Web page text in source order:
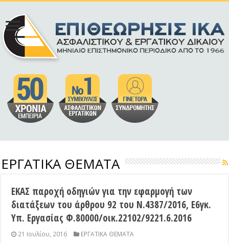
ΕΡΓΑΤΙΚΑ ΘΕΜΑΤΑ
ΕΚΑΣ παροχή οδηγιών για την εφαρμογή των
διατάξεων του άρθρου 92 του Ν.4387/2016, Ε6γκ.
Υπ. Εργασίας Φ.80000/οικ.22102/9221.6.2016
21 Ιουλίου, 2016 ΕΡΓΑΤΙΚΑ ΘΕΜΑΤΑ